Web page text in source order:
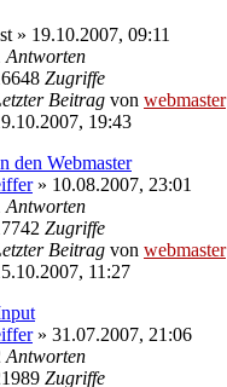
» 19.10.2007, 09:11
Antworten
Zugriffe
Beitrag von webmaster
19:43
den Webmaster
» 10.08.2007, 23:01
Antworten
Zugriffe
Beitrag von webmaster
11:27
» 31.07.2007, 21:06
Antworten
Zugriffe